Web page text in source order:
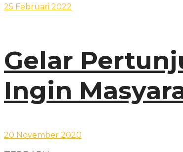
25 Februari 2022
Gelar
Ingin
20 November 2020